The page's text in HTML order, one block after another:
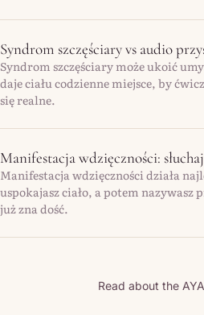
Syndrom szczęściary vs audio
Syndrom szczęściary może ukoić
daje ciału codzienne miejsce, by
się realne.
Manifestacja wdzięczności:
Manifestacja wdzięczności działa
uspokajasz ciało, a potem nazywasz
już zna dość.
Read about the